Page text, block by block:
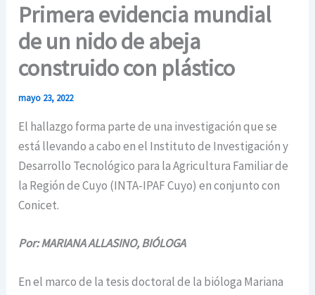
Primera evidencia mundial
de un nido de abeja
construido con plástico
mayo 23, 2022
El hallazgo forma parte de una investigación que se
está llevando a cabo en el Instituto de Investigación y
Desarrollo Tecnológico para la Agricultura Familiar de
la Región de Cuyo (INTA-IPAF Cuyo) en conjunto con
Conicet.
Por:MARIANA ALLASINO, BIÓLOGA
En el marco de la tesis doctoral de la bióloga Mariana